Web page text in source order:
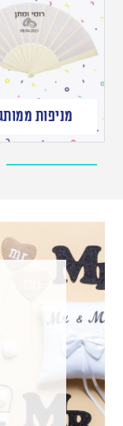
מניפות